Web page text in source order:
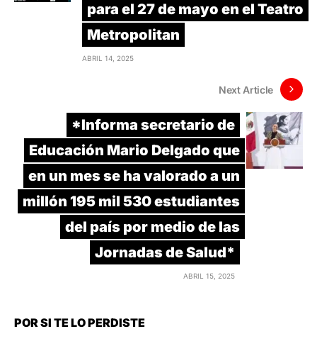
para el 27 de mayo en el Teatro
Metropolitan
ABRIL 14, 2025
Next Article
*Informa secretario de
Educación Mario Delgado que
en un mes se ha valorado a un
millón 195 mil 530 estudiantes
del país por medio de las
Jornadas de Salud*
ABRIL 15, 2025
POR SI TE LO PERDISTE